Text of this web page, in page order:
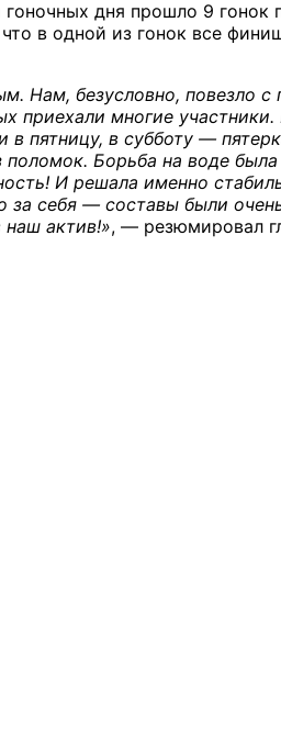
дня прошло 9 гонок
в одной из гонок все
Нам, безусловно, повезло
многие
пятницу, в субботу —
Борьба на воде
И решала именно
себя — составы были
наш актив!», — резюмировал